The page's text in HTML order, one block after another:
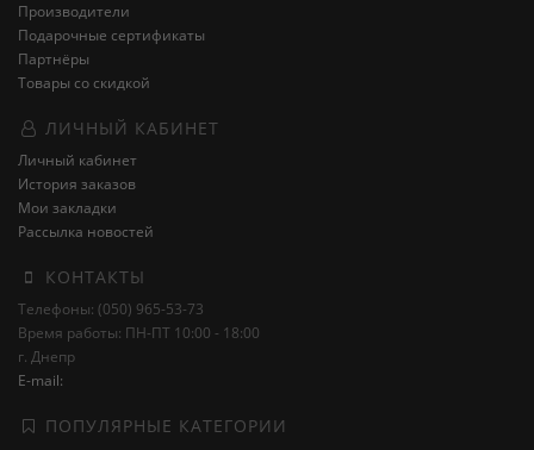
Производители
Подарочные сертификаты
Партнёры
Товары со скидкой
ЛИЧНЫЙ КАБИНЕТ
Личный кабинет
История заказов
Мои закладки
Рассылка новостей
КОНТАКТЫ
Телефоны: (050) 965-53-73
Время работы: ПН-ПТ 10:00 - 18:00
г. Днепр
E-mail:
ПОПУЛЯРНЫЕ КАТЕГОРИИ